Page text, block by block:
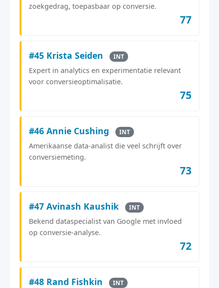
zoekgedrag, toepasbaar op conversie.
77
#45 Krista Seiden INT
Expert in analytics en experimentatie relevant
voor conversieoptimalisatie.
75
#46 Annie Cushing INT
Amerikaanse data-analist die veel schrijft over
conversiemeting.
73
#47 Avinash Kaushik INT
Bekend dataspecialist van Google met invloed
op conversie-analyse.
72
#48 Rand Fishkin INT